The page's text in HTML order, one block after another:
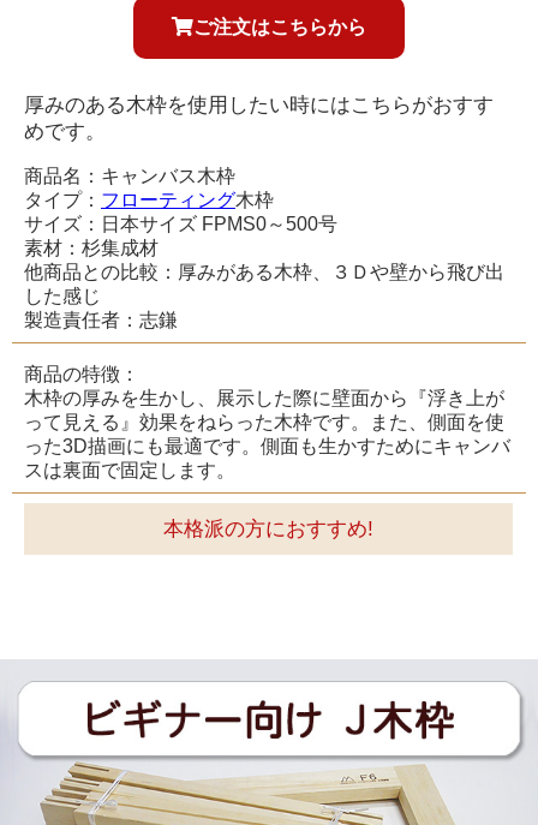
ご注文はこちらから
厚みのある木枠を使用したい時にはこちらがおすす
めです。
商品名：キャンバス木枠
タイプ： フローティング木枠
サイズ：日本サイズ FPMS0～500号
素材：杉集成材
他商品との比較：厚みがある木枠、３Ｄや壁から飛び出
した感じ
製造責任者：志鎌
商品の特徴：
木枠の厚みを生かし、展示した際に壁面から『浮き上が
って見える』効果をねらった木枠です。また、側面を使
った3D描画にも最適です。側面も生かすためにキャンバ
スは裏面で固定します。
本格派の方におすすめ!